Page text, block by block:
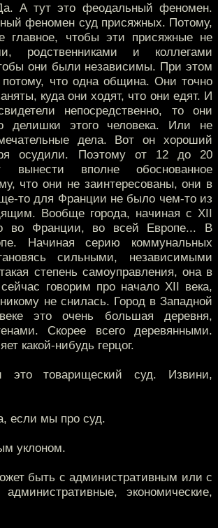
А тут это феодальный феномен.
феномен суд присяжных. Потому,
главное, чтобы эти присяжные не
родственниками и коллегами
они были независимы. При этом
что одна община. Они точно
куда они ходят, что они едят. И
непосредственно, то они
делишки этого человека. Или не
дела. Вот он хороший
осудили. Поэтому от 12 до 20
вынести вполне обоснованное
что они не заинтересованы, они в
то для Франции не было чем-то из
Вообще города, начиная с XII
во Франции, во всей Европе... В
Начиная серию коммунальных
сильными, независимыми
степень самоуправления, она в
говорим про начало XII века,
не снилась. Город в Западной
это очень большая деревня,
Скорее всего деревянными.
какой-нибудь герцог.
товарищеский суд. Извини,
если мы про суд.
уклоном.
быть с административным или с
экономические,